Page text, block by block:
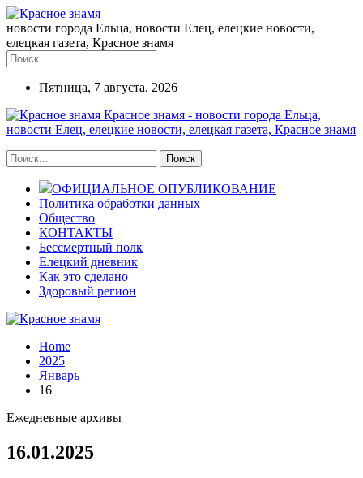
новости города Ельца, новости Елец, елецкие новости,
елецкая газета, Красное знамя
Пятница, 7 августа, 2026
Красное знамя - новости города Ельца,
новости Елец, елецкие новости, елецкая газета, Красное знамя
ОФИЦИАЛЬНОЕ ОПУБЛИКОВАНИЕ
Политика обработки данных
Общество
КОНТАКТЫ
Бессмертный полк
Елецкий дневник
Как это сделано
Здоровый регион
Home
2025
Январь
16
Ежедневные архивы
16.01.2025